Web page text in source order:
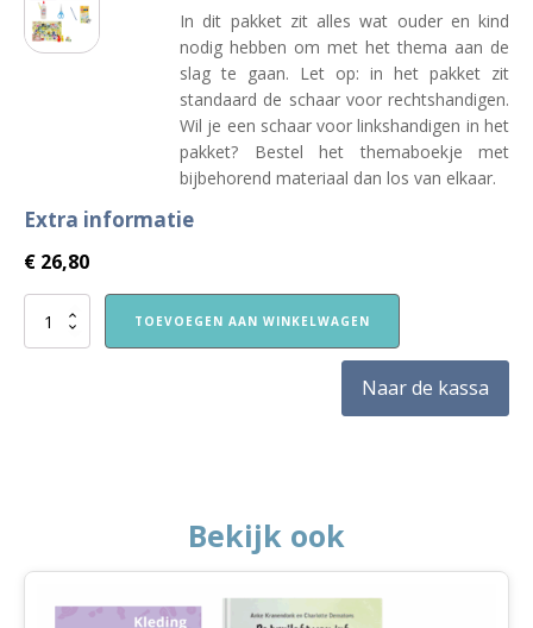
In dit pakket zit alles wat ouder en kind
nodig hebben om met het thema aan de
slag te gaan. Let op: in het pakket zit
standaard de schaar voor rechtshandigen.
Wil je een schaar voor linkshandigen in het
pakket? Bestel het themaboekje met
bijbehorend materiaal dan los van elkaar.
Extra informatie
€ 26,80
Nieuw!
TOEVOEGEN AAN WINKELWAGEN
Naar de kassa
Bekijk ook